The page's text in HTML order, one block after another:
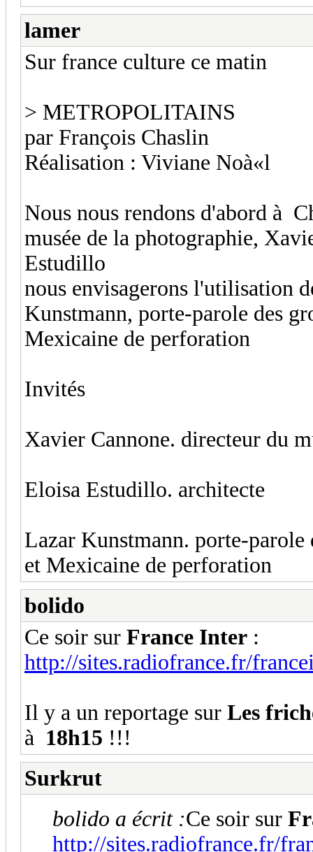
lamer
Sur france culture ce matin
> METROPOLITAINS
par François Chaslin
Réalisation : Viviane Noà«l
Nous nous rendons d'abord à
musée de la photographie,
Estudillo
nous envisagerons l'utilisation
Kunstmann, porte-parole des
Mexicaine de perforation
Invités
Xavier Cannone. directeur du
Eloisa Estudillo. architecte
Lazar Kunstmann. porte-parole
et Mexicaine de perforation
bolido
Ce soir sur France Inter :
http://sites.radiofrance.fr/
Il y a un reportage sur Les
à 18h15 !!!
Surkrut
bolido a écrit :Ce soir sur
http://sites.radiofrance.fr/